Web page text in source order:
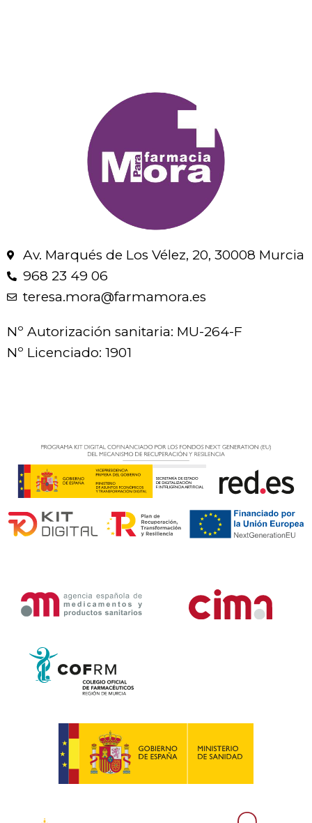
Av. Marqués de Los Vélez, 20, 30008 Murcia
968 23 49 06
teresa.mora@farmamora.es
Nº Autorización sanitaria: MU-264-F
Nº Licenciado: 1901